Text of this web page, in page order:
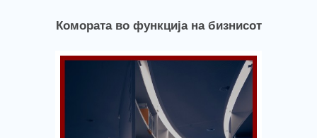
Комората во функција на бизнисот